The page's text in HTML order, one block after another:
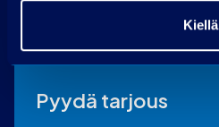
Kiellä
Maksjoentie 8
Soita puh. 075 3040 5210
Pyydä tarjous